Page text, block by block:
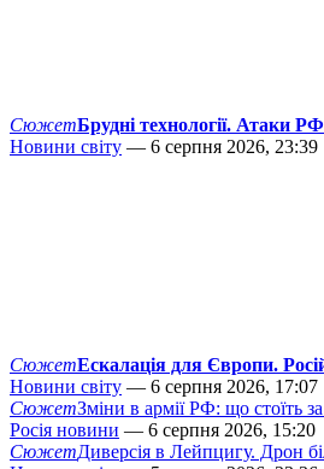
СюжетБрудні технології. Атаки
Новини світу — 6 серпня 2026, 23:39
СюжетЕскалація для Європи.
Новини світу — 6 серпня 2026, 17:07
СюжетЗміни в армії РФ: що стоїть
Росія новини — 6 серпня 2026, 15:20
СюжетДиверсія в Лейпцигу. Дрон